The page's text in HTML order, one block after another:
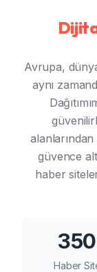
Avrupa,
aynı
güvence
haber
Haber